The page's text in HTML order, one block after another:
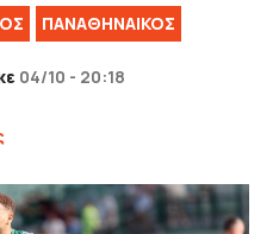
ΠΑΝΑΘΗΝΑΙΚΟΣ
04/10 - 20:18